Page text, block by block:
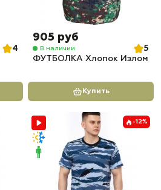
4
905 руб
В наличии
5
ФУТБОЛКА Хлопок Излом
Купить
-12%